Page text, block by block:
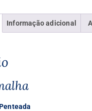
Informação adicional